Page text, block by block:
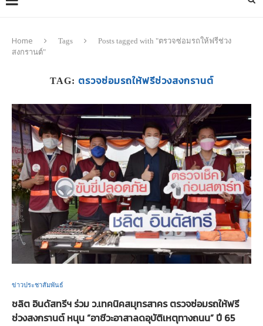
Home Tags
Posts tagged with "ตรวจซ่อมรถให้ฟรีช่วง
สงกรานต์"
TAG: ตรวจซ่อมรถให้ฟรีช่วงสงกรานต์
ข่าวประชาสัมพันธ์
ชลิต อินดัสทรีฯ ร่วม ว.เทคนิคสมุทรสาคร ตรวจซ่อมรถให้ฟรี
ช่วงสงกรานต์ หนุน “อาชีวะอาสาลดอุบัติเหตุทางถนน” ปี 65